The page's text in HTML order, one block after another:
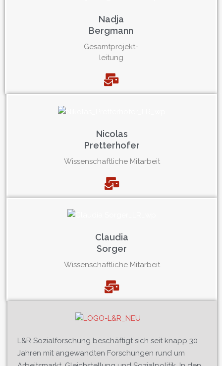
Nadja
Bergmann
Gesamtprojekt-
leitung
Nicolas
Pretterhofer
Wissenschaftliche Mitarbeit
Claudia
Sorger
Wissenschaftliche Mitarbeit
L&R Sozialforschung beschäftigt sich seit knapp 30
Jahren mit angewandten Forschungen rund um